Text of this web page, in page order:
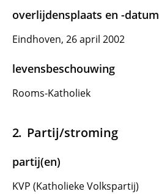
overlijdensplaats en -datum
Eindhoven, 26 april 2002
levensbeschouwing
Rooms-Katholiek
Partij/stroming
partij(en)
KVP (Katholieke Volkspartij)